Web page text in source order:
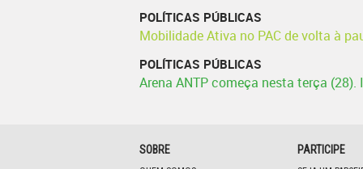
POLÍTICAS PÚBLICAS
Mobilidade Ativa no PAC de volta à
POLÍTICAS PÚBLICAS
Arena ANTP começa nesta terça (28).
SOBRE PARTICIPE